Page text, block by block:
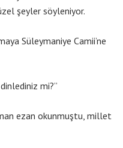
şeyler söyleniyor.
Süleymaniye Camii’ne
mi?”
ezan okunmuştu, millet